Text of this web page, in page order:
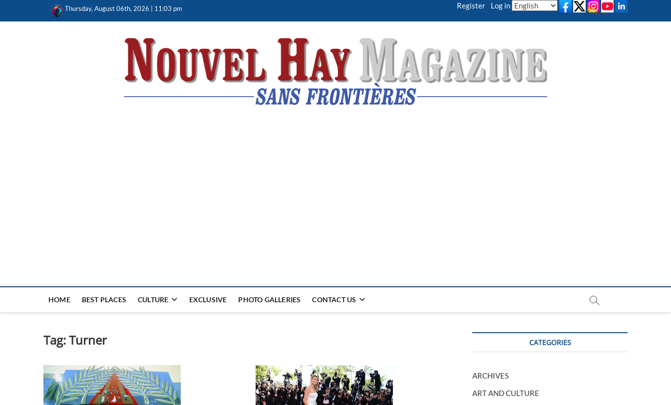
Thursday, August 06th, 2026 | 11:03 pm Register | Log in
HOME BEST PLACES CULTURE EXCLUSIVE PHOTO GALLERIES CONTACT US
Tag:Turner CATEGORIES
ARCHIVES
ART AND CULTURE